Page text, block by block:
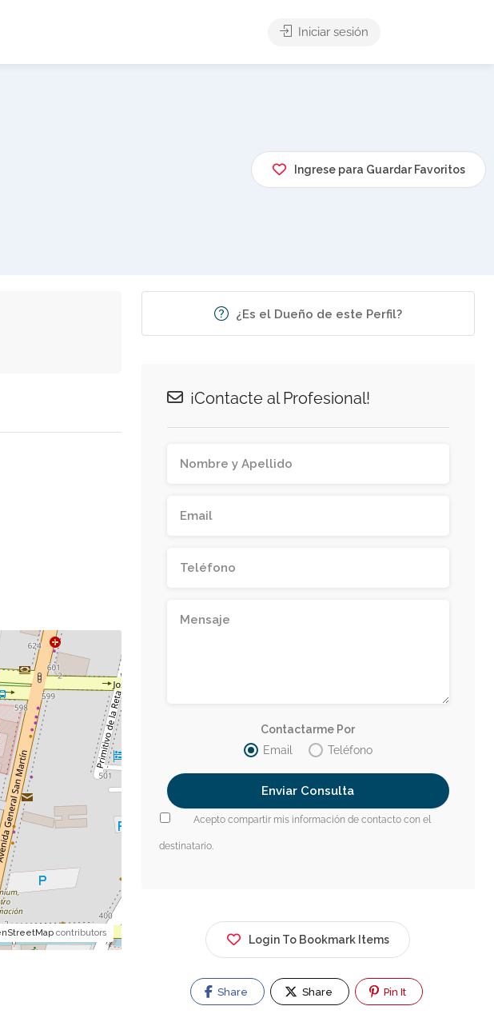
Iniciar sesión
Ingrese para Guardar Favoritos
contributors
¿Es el Dueño de este Perfil?
¡Contacte al Profesional!
Contactarme Por
Email
Teléfono
Acepto compartir mis información de contacto con el
destinatario.
Login To Bookmark Items
Share Share Pin It